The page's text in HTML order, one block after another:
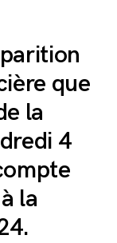
que
la
4
la